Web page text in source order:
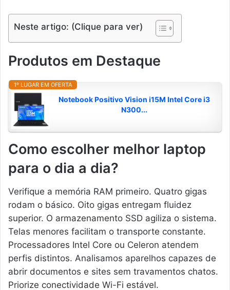
Neste artigo: (Clique para ver)
Produtos em Destaque
1º LUGAR EM OFERTA
Notebook Positivo Vision i15M Intel Core i3
N300...
Como escolher melhor laptop
para o dia a dia?
Verifique a memória RAM primeiro. Quatro gigas
rodam o básico. Oito gigas entregam fluidez
superior. O armazenamento SSD agiliza o sistema.
Telas menores facilitam o transporte constante.
Processadores Intel Core ou Celeron atendem
perfis distintos. Analisamos aparelhos capazes de
abrir documentos e sites sem travamentos chatos.
Priorize conectividade Wi-Fi estável.